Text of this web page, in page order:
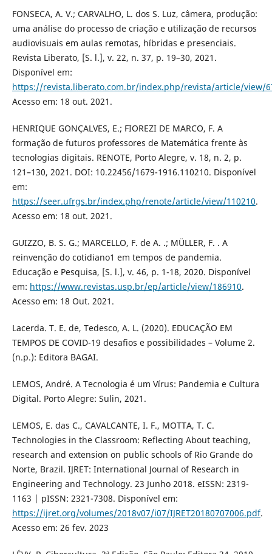
FONSECA, A. V.; CARVALHO, L. dos S. Luz, câmera, produção:
uma análise do processo de criação e utilização de recursos
audiovisuais em aulas remotas, híbridas e presenciais.
Revista Liberato, [S. l.], v. 22, n. 37, p. 19–30, 2021.
Disponível em:
https://revista.liberato.com.br/index.php/revista/article/view/
Acesso em: 18 out. 2021.
HENRIQUE GONÇALVES, E.; FIOREZI DE MARCO, F. A
formação de futuros professores de Matemática frente às
tecnologias digitais. RENOTE, Porto Alegre, v. 18, n. 2, p.
121–130, 2021. DOI: 10.22456/1679-1916.110210. Disponível
em:
https://seer.ufrgs.br/index.php/renote/article/view/110210.
Acesso em: 18 out. 2021.
GUIZZO, B. S. G.; MARCELLO, F. de A. .; MÜLLER, F. . A
reinvenção do cotidiano1 em tempos de pandemia.
Educação e Pesquisa, [S. l.], v. 46, p. 1-18, 2020. Disponível
em: https://www.revistas.usp.br/ep/article/view/186910.
Acesso em: 18 Out. 2021.
Lacerda. T. E. de, Tedesco, A. L. (2020). EDUCAÇÃO EM
TEMPOS DE COVID-19 desafios e possibilidades – Volume 2.
(n.p.): Editora BAGAI.
LEMOS, André. A Tecnologia é um Vírus: Pandemia e Cultura
Digital. Porto Alegre: Sulin, 2021.
LEMOS, E. das C., CAVALCANTE, I. F., MOTTA, T. C.
Technologies in the Classroom: Reflecting About teaching,
research and extension on public schools of Rio Grande do
Norte, Brazil. IJRET: International Journal of Research in
Engineering and Technology. 23 Junho 2018. eISSN: 2319-
1163 | pISSN: 2321-7308. Disponível em:
https://ijret.org/volumes/2018v07/i07/IJRET20180707006.pdf.
Acesso em: 26 fev. 2023